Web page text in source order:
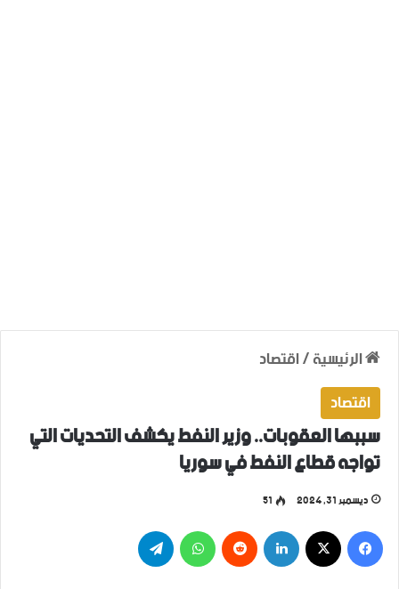
الرئيسية/اقتصاد
اقتصاد
سببها العقوبات.. وزير النفط يكشف التحديات التي
تواجه قطاع النفط في سوريا
ديسمبر 31, 2024 51
فيسبوك‫X لينكدإن واتساب